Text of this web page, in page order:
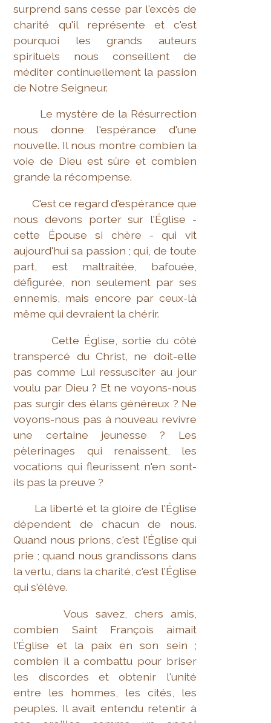
surprend sans cesse par l'excès de
charité qu'il représente et c'est
pourquoi les grands auteurs
spirituels nous conseillent de
méditer continuellement la passion
de Notre Seigneur.
Le mystère de la Résurrection
nous donne l'espérance d'une
nouvelle. Il nous montre combien la
voie de Dieu est sûre et combien
grande la récompense.
C'est ce regard d'espérance que
nous devons porter sur l'Église -
cette Épouse si chère - qui vit
aujourd'hui sa passion ; qui, de toute
part, est maltraitée, bafouée,
défigurée, non seulement par ses
ennemis, mais encore par ceux-là
même qui devraient la chérir.
Cette Église, sortie du côté
transpercé du Christ, ne doit-elle
pas comme Lui ressusciter au jour
voulu par Dieu ? Et ne voyons-nous
pas surgir des élans généreux ? Ne
voyons-nous pas à nouveau revivre
une certaine jeunesse ? Les
pèlerinages qui renaissent, les
vocations qui fleurissent n'en sont-
ils pas la preuve ?
La liberté et la gloire de l'Église
dépendent de chacun de nous.
Quand nous prions, c'est l'Église qui
prie ; quand nous grandissons dans
la vertu, dans la charité, c'est l'Église
qui s'élève.
Vous savez, chers amis,
combien Saint François aimait
l'Église et la paix en son sein ;
combien il a combattu pour briser
les discordes et obtenir l'unité
entre les hommes, les cités, les
peuples. Il avait entendu retentir à